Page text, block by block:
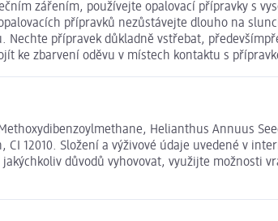
zářením, používejte opalovací přípravky s
přípravků nezůstávejte dlouho na
přípravek důkladně vstřebat,
ke zbarvení oděvu v místech kontaktu s
Helianthus Annuus
12010. Složení a výživové údaje uvedené v
důvodů vyhovovat, využijte možnosti